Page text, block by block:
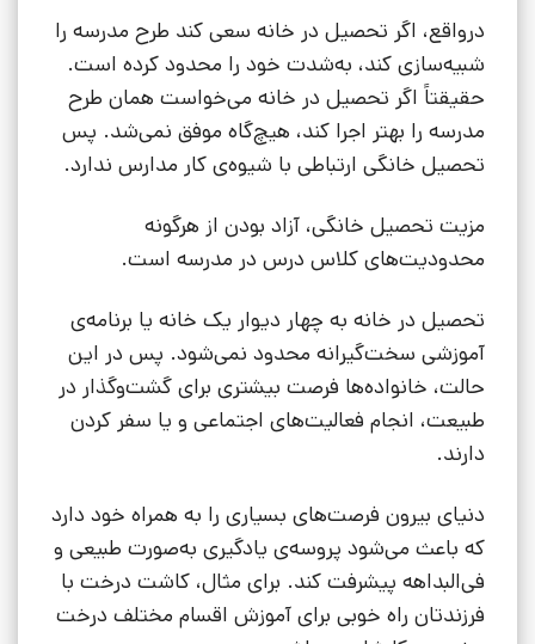
درواقع، اگر تحصیل در خانه سعی کند طرح مدرسه را
شبیه‌سازی کند، به‌شدت خود را محدود کرده است.
حقیقتاً اگر تحصیل در خانه می‌خواست همان طرح
مدرسه را بهتر اجرا کند، هیچ‌گاه موفق نمی‌شد. پس
تحصیل خانگی ارتباطی با شیوه‌ی کار مدارس ندارد.
مزیت تحصیل خانگی، آزاد بودن از هرگونه
محدودیت‌های کلاس درس در مدرسه است.
تحصیل در خانه به چهار دیوار یک خانه یا برنامه‌ی
آموزشی سخت‌گیرانه محدود نمی‌شود. پس در این
حالت، خانواده‌ها فرصت بیشتری برای گشت‌وگذار در
طبیعت، انجام فعالیت‌های اجتماعی و یا سفر کردن
دارند.
دنیای بیرون فرصت‌های بسیاری را به همراه خود دارد
که باعث می‌شود پروسه‌ی یادگیری به‌صورت طبیعی و
فی‌البداهه پیشرفت کند. برای مثال، کاشت درخت با
فرزندتان راه خوبی برای آموزش اقسام مختلف درخت